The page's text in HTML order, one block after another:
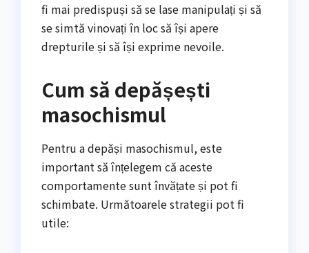
fi mai predispuși să se lase manipulați și să
se simtă vinovați în loc să își apere
drepturile și să își exprime nevoile.
Cum să depășești
masochismul
Pentru a depăși masochismul, este
important să înțelegem că aceste
comportamente sunt învățate și pot fi
schimbate. Următoarele strategii pot fi
utile: